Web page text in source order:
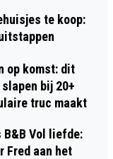
te koop:
op komst: dit
bij 20+
truc maakt
Vol liefde:
Fred aan het